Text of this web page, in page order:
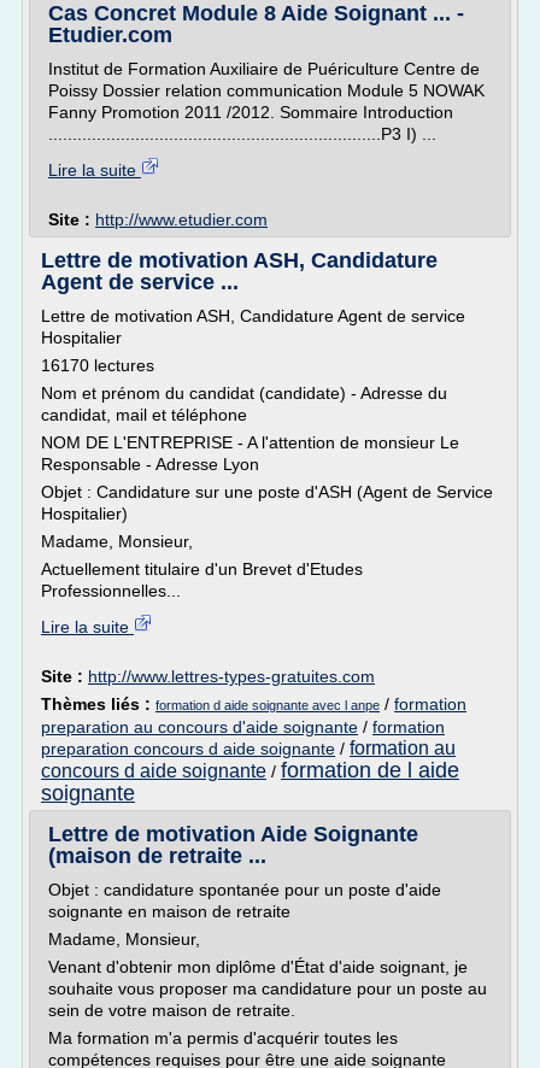
Cas Concret Module 8 Aide Soignant ... -
Etudier.com
Institut de Formation Auxiliaire de Puériculture Centre de
Poissy Dossier relation communication Module 5 NOWAK
Fanny Promotion 2011 /2012. Sommaire Introduction
.....................................................................P3 I) ...
Lire la suite
Site : http://www.etudier.com
Lettre de motivation ASH, Candidature
Agent de service ...
Lettre de motivation ASH, Candidature Agent de service
Hospitalier
16170 lectures
Nom et prénom du candidat (candidate) - Adresse du
candidat, mail et téléphone
NOM DE L'ENTREPRISE - A l'attention de monsieur Le
Responsable - Adresse Lyon
Objet : Candidature sur une poste d'ASH (Agent de Service
Hospitalier)
Madame, Monsieur,
Actuellement titulaire d'un Brevet d'Etudes
Professionnelles...
Lire la suite
Site : http://www.lettres-types-gratuites.com
Thèmes liés : formation d aide soignante avec l anpe / formation
preparation au concours d'aide soignante / formation
preparation concours d aide soignante / formation au
concours d aide soignante / formation de l aide
soignante
Lettre de motivation Aide Soignante
(maison de retraite ...
Objet : candidature spontanée pour un poste d'aide
soignante en maison de retraite
Madame, Monsieur,
Venant d'obtenir mon diplôme d'État d'aide soignant, je
souhaite vous proposer ma candidature pour un poste au
sein de votre maison de retraite.
Ma formation m'a permis d'acquérir toutes les
compétences requises pour être une aide soignante